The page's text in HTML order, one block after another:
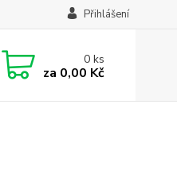
Přihlášení
0ks
za 0,00 Kč